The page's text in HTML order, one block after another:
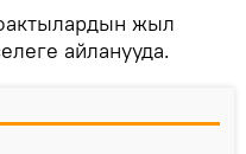
жыл
айланууда.